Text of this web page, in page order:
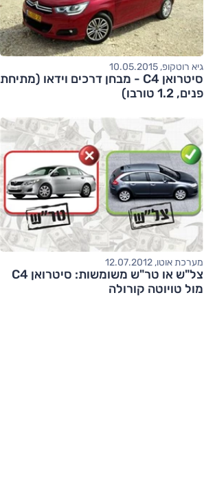
גיא רוטקופ, 10.05.2015
סיטרואן C4 - מבחן דרכים וידאו (מתיחת
פנים, 1.2 טורבו)
מערכת אוטו, 12.07.2012
צל"ש או טר"ש משומשות: סיטרואן C4
מול טויוטה קורולה